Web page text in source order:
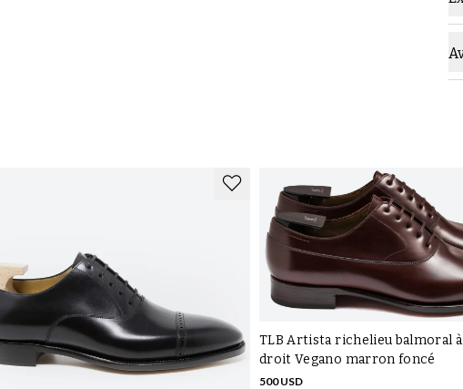
TLB Artista richelieu balmoral
droit Vegano marron foncé
500 USD